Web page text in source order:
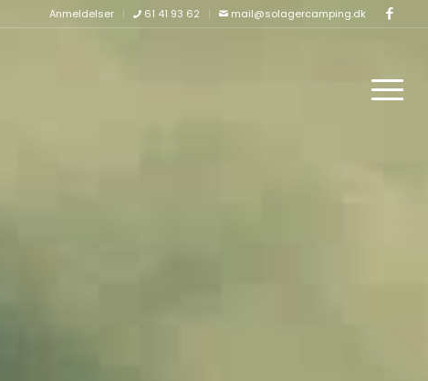
Anmeldelser 61 41 93 62 mail@solagercamping.dk